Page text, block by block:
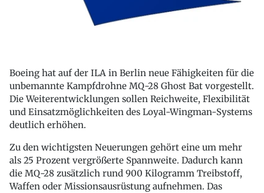
Boeing hat auf der ILA in Berlin neue Fähigkeiten für die
unbemannte Kampfdrohne MQ-28 Ghost Bat vorgestellt.
Die Weiterentwicklungen sollen Reichweite, Flexibilität
und Einsatzmöglichkeiten des Loyal-Wingman-Systems
deutlich erhöhen.
Zu den wichtigsten Neuerungen gehört eine um mehr
als 25 Prozent vergrößerte Spannweite. Dadurch kann
die MQ-28 zusätzlich rund 900 Kilogramm Treibstoff,
Waffen oder Missionsausrüstung aufnehmen. Das